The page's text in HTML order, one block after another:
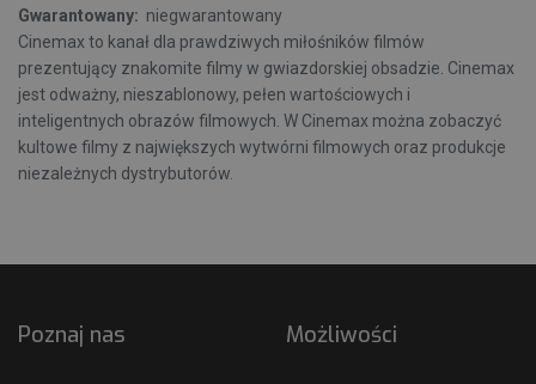
Gwarantowany: niegwarantowany
Cinemax to kanał dla prawdziwych miłośników filmów
prezentujący znakomite filmy w gwiazdorskiej obsadzie. Cinemax
jest odważny, nieszablonowy, pełen wartościowych i
inteligentnych obrazów filmowych. W Cinemax można zobaczyć
kultowe filmy z największych wytwórni filmowych oraz produkcje
niezależnych dystrybutorów.
Poznaj nas Możliwości